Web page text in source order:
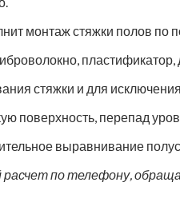
монтаж стяжки полов по
стяжки и для
поверхность, перепад
выравнивание
по телефону,